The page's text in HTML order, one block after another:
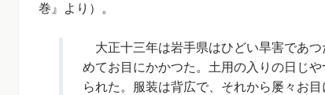
巻』より）。
大正十三年は岩手県はひどい旱害であ
めてお目にかかつた。土用の入りの日じ
られた。服装は背広で、それから屡々お